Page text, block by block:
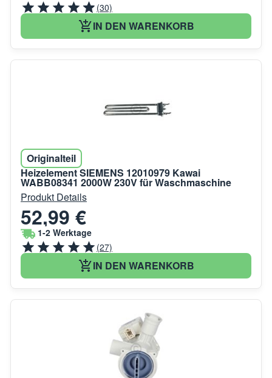
(30)
IN DEN WARENKORB
Originalteil
Heizelement SIEMENS 12010979 Kawai
WABB08341 2000W 230V für Waschmaschine
Produkt Details
52,99 €
1-2 Werktage
(27)
IN DEN WARENKORB